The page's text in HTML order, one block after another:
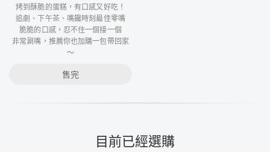
烤到酥脆的蛋糕，有口感又好吃！
追劇、下午茶、嘴饞時刻最佳零嘴
脆脆的口感，忍不住一個接一個
非常涮嘴，推薦你也加購一包帶回家
～
售完
目前已經選購